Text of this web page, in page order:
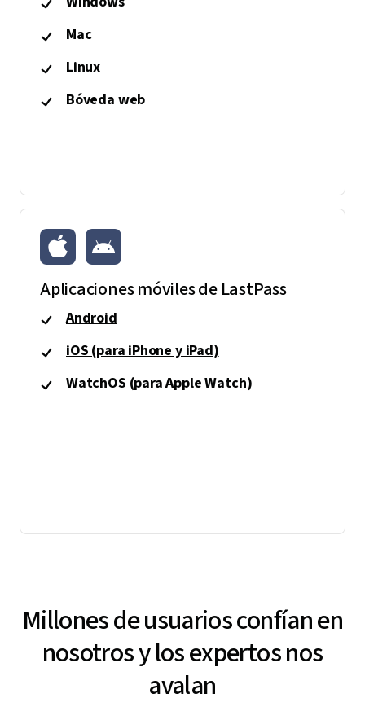
Mac
Linux
Bóveda web
Aplicaciones móviles de LastPass
Android
iOS (para iPhone y iPad)
WatchOS (para Apple Watch)
Millones de usuarios confían en
nosotros y los expertos nos
avalan